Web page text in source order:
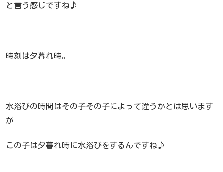
と言う感じですね♪
時刻は夕暮れ時。
水浴びの時間はその子その子によって違うかとは思います
が
この子は夕暮れ時に水浴びをするんですね♪